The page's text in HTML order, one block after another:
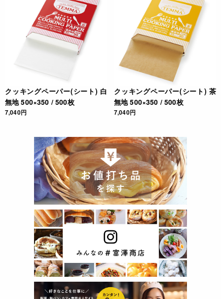
クッキングペーパー(シート) 白
無地 500×350 / 500枚
7,040円
クッキングペーパー(シート) 茶
無地 500×350 / 500枚
7,040円